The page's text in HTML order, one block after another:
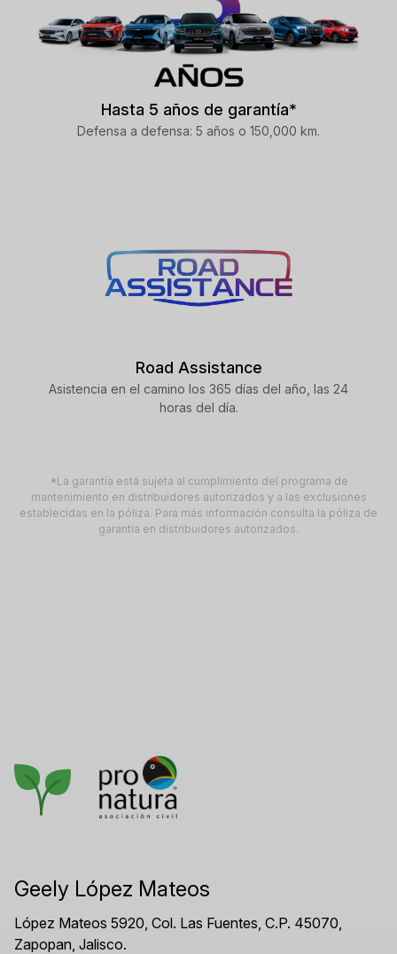
Hasta 5 años de garantía*
Defensa a defensa: 5 años o 150,000 km.
Road Assistance
Asistencia en el camino los 365 días del año, las 24
horas del día.
*La garantía está sujeta al cumplimiento del programa de
mantenimiento en distribuidores autorizados y a las exclusiones
establecidas en la póliza. Para más información consulta la póliza de
garantía en distribuidores autorizados.
Geely López Mateos
López Mateos 5920, Col. Las Fuentes, C.P. 45070,
Zapopan, Jalisco.